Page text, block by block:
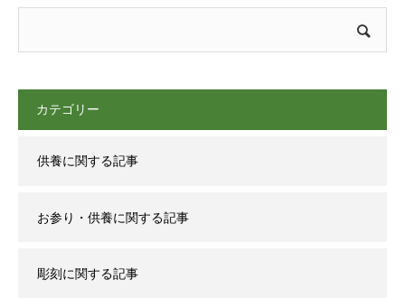
カテゴリー
供養に関する記事
お参り・供養に関する記事
彫刻に関する記事